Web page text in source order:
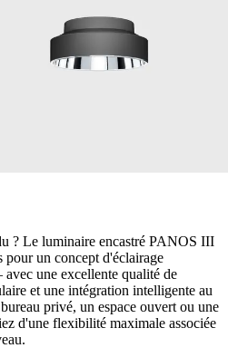
? Le luminaire encastré PANOS III
un concept d'éclairage
avec une excellente qualité de
et une intégration intelligente au
privé, un espace ouvert ou une
d'une flexibilité maximale associée